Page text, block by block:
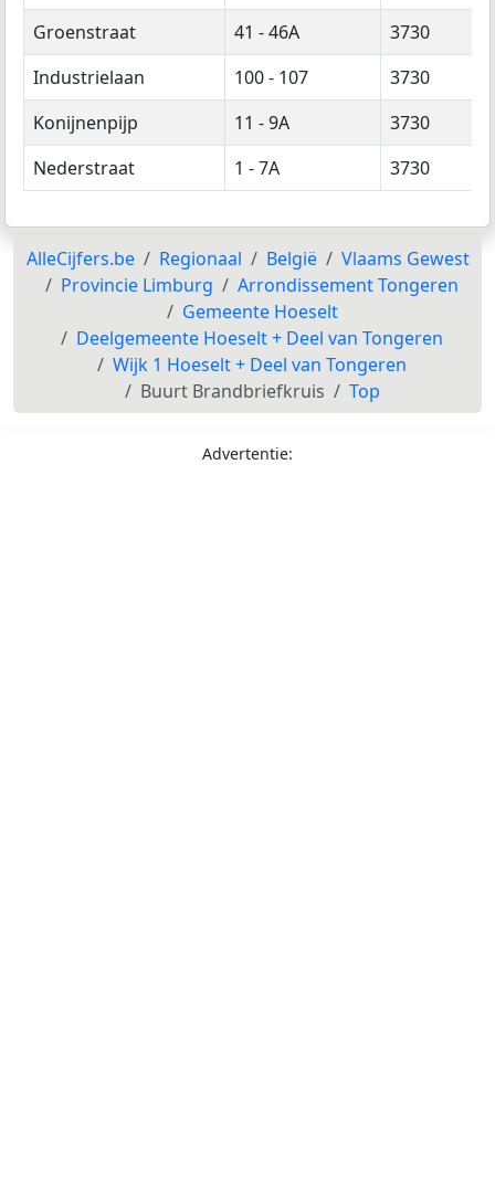
Groenstraat
41 - 46A
3730
Industrielaan
100 - 107
3730
Konijnenpijp
11 - 9A
3730
Nederstraat
1 - 7A 3730
AlleCijfers.be Regionaal België
Vlaams Gewest
Provincie Limburg
Arrondissement Tongeren
Gemeente Hoeselt
Deelgemeente Hoeselt + Deel van Tongeren
Wijk 1 Hoeselt + Deel van Tongeren
Buurt Brandbriefkruis
Top
Advertentie: